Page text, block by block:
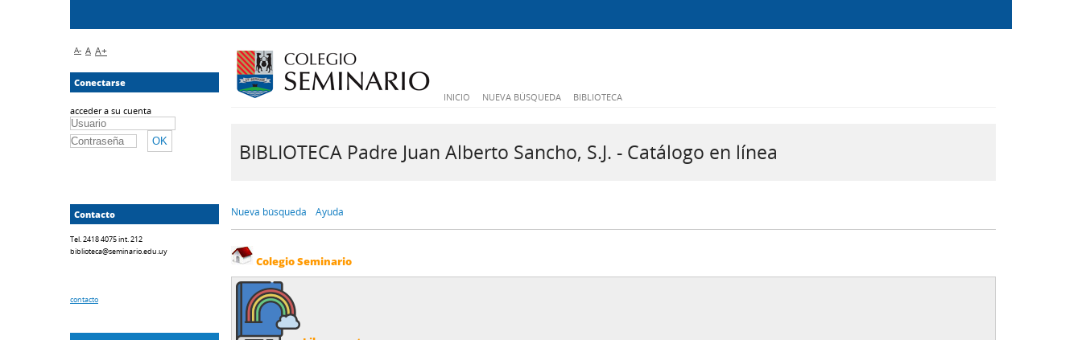
INICIO NUEVA BÚSQUEDA BIBLIOTECA
BIBLIOTECA Padre Juan Alberto Sancho, S.J. - Catálogo en línea
Nueva búsqueda Ayuda
Colegio Seminario
A- A A+
Conectarse
acceder a su cuenta
Contacto
Tel. 2418 4075 int. 212
biblioteca@seminario.edu.uy
contacto